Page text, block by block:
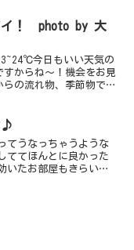
イ！ photo by 大
今日もいい天気の
からね～！機会をお見
の流れ物、季節物で賑
♪
てうなっちゃうような
ててほんとに良かった
いたお部屋もきらいじ